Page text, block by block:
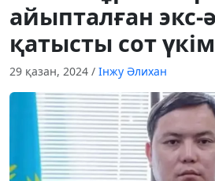
айыпталған экс-
қатысты сот
29 қазан, 2024 / Інжу Әлихан